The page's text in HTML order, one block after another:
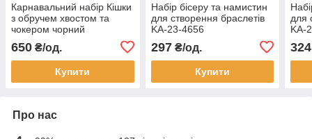
Карнавальний набір Кішки
з обручем хвостом та
чокером чорний
650 ₴/од.
Купити
Набір бісеру та намистин
для створення браслетів
KA-23-4656
297₴/од.
Купити
для
KA-
324
Про нас